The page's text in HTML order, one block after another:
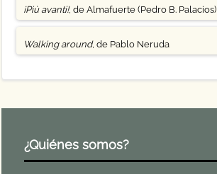
¡Più avanti!, de Almafuerte (Pedro B. Palacios)
Walking around, de Pablo Neruda
¿Quiénes somos?